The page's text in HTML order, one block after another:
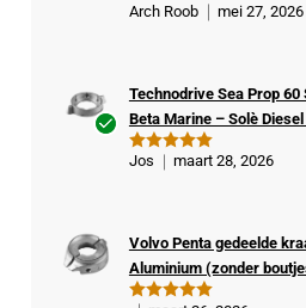
Gewaardeer
Arch Roob mei 27, 2026
kop
er
Gewaardeer
Technodrive Sea Prop
Beta Marine – Solè
Jos maart 28, 2026
Volvo Penta gedeelde
Aluminium (zonder